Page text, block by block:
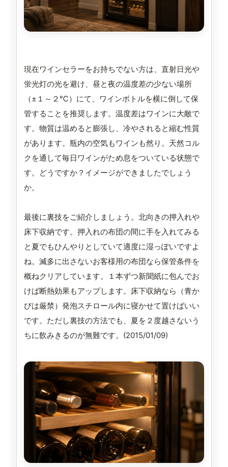
現在ワインセラーをお持ちでない方は、直射日光や
蛍光灯の光を避け、昼と夜の温度差の少ない場所
（±１～２℃）にて、ワインボトルを横に倒して保
管することを推奨します。温度差はワインに大敵で
す。物質は温めると膨張し、冷やされると縮む性質
があります。瓶内の空気もワインも然り。天然コル
クを通して毎日ワインがため息をついている状態で
す。どうですか？イメージができましたでしょう
か。
最後に裏技をご紹介しましょう。北向きの押入れや
床下収納です。押入れの布団の間に手を入れてみる
と夏でもひんやりとしていて適度に湿っぽいですよ
ね。滅多に出さないお客様用の布団なら保管条件を
概ねクリアしています。１本ずつ新聞紙に包んでお
けば断熱効果もアップします。床下収納なら（青か
びは厳禁）発泡スチロール内に寝かせて置けばいい
です。ただし裏技の方法でも、夏を２度越さないう
ちに飲みきるのが無難です。(2015/01/09)